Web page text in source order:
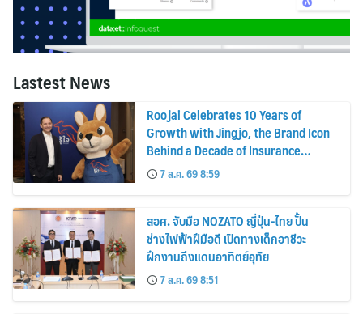
Lastest News
Roojai Celebrates 10 Years of
Growth with Jingjo, the Brand Icon
Behind a Decade of Insurance
Innovation
7 ส.ค. 69 8:59
สอศ. จับมือ NOZATO ญี่ปุ่น-ไทย ปั้น
ช่างไฟฟ้าฝีมือดี เปิดทางเด็กอาชีวะ
ฝึกงานถึงแดนอาทิตย์อุทัย
7 ส.ค. 69 8:51